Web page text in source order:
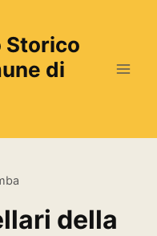
Storico
di
della